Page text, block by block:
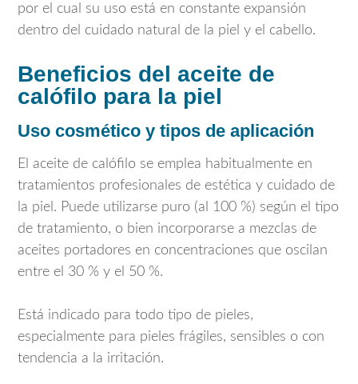
por el cual su uso está en constante expansión
dentro del cuidado natural de la piel y el cabello.
Beneficios del aceite de
calófilo para la piel
Uso cosmético y tipos de aplicación
El aceite de calófilo se emplea habitualmente en
tratamientos profesionales de estética y cuidado de
la piel. Puede utilizarse puro (al 100 %) según el tipo
de tratamiento, o bien incorporarse a mezclas de
aceites portadores en concentraciones que oscilan
entre el 30 % y el 50 %.
Está indicado para todo tipo de pieles,
especialmente para pieles frágiles, sensibles o con
tendencia a la irritación.